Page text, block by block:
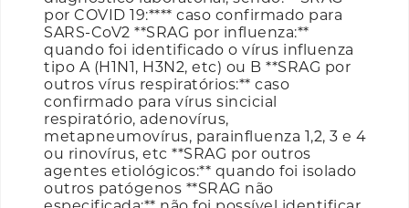
por COVID 19:**** caso confirmado para
SARS-CoV2 **SRAG por influenza:**
quando foi identificado o vírus influenza
tipo A (H1N1, H3N2, etc) ou B **SRAG por
outros vírus respiratórios:** caso
confirmado para vírus sincicial
respiratório, adenovírus,
metapneumovírus, parainfluenza 1,2, 3 e 4
ou rinovírus, etc **SRAG por outros
agentes etiológicos:** quando foi isolado
outros patógenos **SRAG não